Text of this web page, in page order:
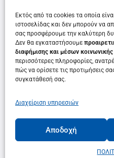
Εκτός από τα cookies τα οποία
ιστοσελίδας και δεν μπορούν να
σας προσφέρουμε την καλύτερη
Δεν θα εγκαταστήσουμε
διαφήμισης και μέσων
περισσότερες πληροφορίες,
πώς να ορίσετε τις προτιμήσεις
συγκατάθεσή σας.
Διαχείριση υπηρεσιών
Αποδοχή
Τρέχουν
© 2022 • Κ.Ε.ΔΙ.ΒΙ.Μ.